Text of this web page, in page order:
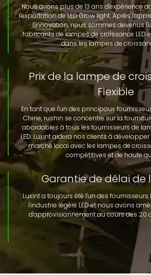
Nous avons plus de 13 ans d'expérience
l'exportation de LED Grow light. Après
l'innovation, nous sommes devenus
fabricants de lampes de croissance LED
dans les lampes de
Prix de la lampe de
Flexible
En tant que l'un des principaux
Chine, rushin se concentre sur la
abordables à tous les fournisseurs de
LED. Luxint aidera nos clients à
marché local avec les lampes de
compétitives et de haute
Garantie de délai de
Luxint a toujours été l'un des
l'industrie légère LED et nous avons
d'approvisionnement au cours des 20